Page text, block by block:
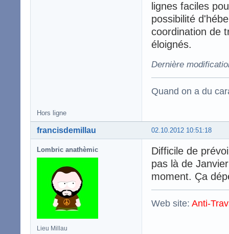
lignes faciles
possibilité
coordination de
éloignés.
Dernière
Quand on a du
Hors ligne
02.10.2012 10:51:18
francisdemillau
Lombric anathèmic
Lieu Millau
Difficile de
pas là de
moment. Ça
Web site: Anti-